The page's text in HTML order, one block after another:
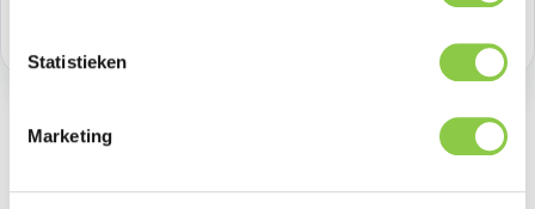
Statistieken
Marketing
Beschrijving